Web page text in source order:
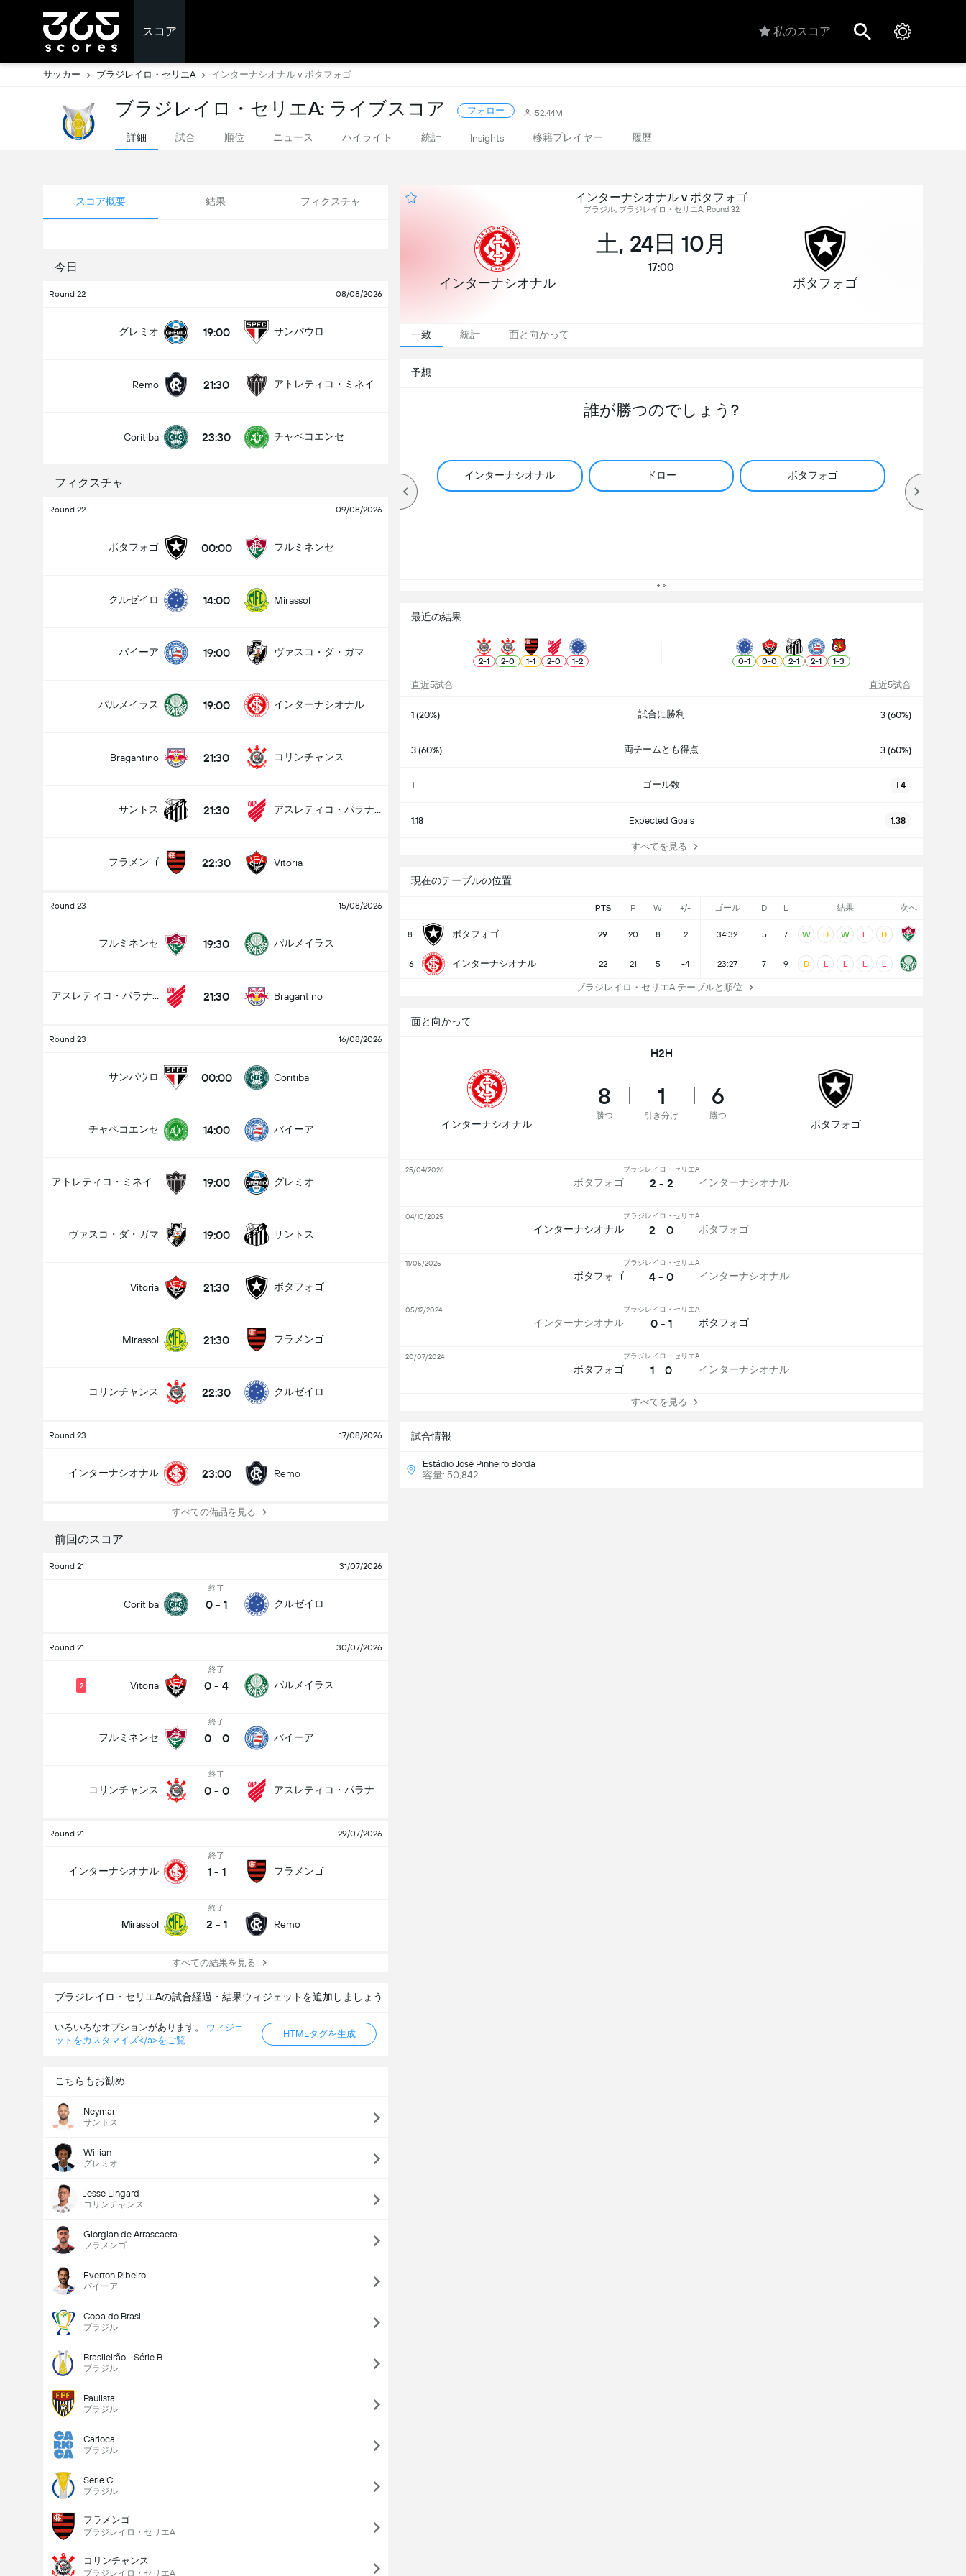
スコア 私のスコア
サッカー ブラジレイロ・セリエA インターナシオナル v ボタフォゴ
ブラジレイロ・セリエA: ライブスコア フォロー 52.44M
詳細 試合 順位 ニュース ハイライト 統計 Insights 移籍プレイヤー 履歴
スコア概要 結果 フィクスチャ
今日
Round 22 08/08/2026
グレミオ 19:00 サンパウロ
Remo 21:30
Coritiba 23:30 チャペコエンセ
フィクスチャ
Round 22 09/08/2026
ボタフォゴ 00:00 フルミネンセ
クルゼイロ 14:00 Mirassol
バイーア 19:00 ヴァスコ・ダ・ガマ
パルメイラス 19:00 インターナシオナル
Bragantino 21:30 コリンチャンス
サントス 21:30
フラメンゴ 22:30 Vitoria
Round 23 15/08/2026
フルミネンセ 19:30 パルメイラス
21:30 Bragantino
Round 23 16/08/2026
サンパウロ 00:00 Coritiba
チャペコエンセ 14:00 バイーア
19:00 グレミオ
ヴァスコ・ダ・ガマ 19:00 サントス
Vitoria 21:30 ボタフォゴ
Mirassol 21:30 フラメンゴ
コリンチャンス 22:30 クルゼイロ
Round 23 17/08/2026
インターナシオナル 23:00 Remo
すべての備品を見る
前回のスコア
Round 21 31/07/2026
Coritiba
終了
0 - 1 クルゼイロ
Round 21 30/07/2026
Vitoria
2
終了
0 - 4 パルメイラス
フルミネンセ
終了
0 - 0 バイーア
コリンチャンス
終了
0 - 0
Round 21 29/07/2026
インターナシオナル
終了
1 - 1 フラメンゴ
Mirassol
終了
2 - 1 Remo
すべての結果を見る
ブラジレイロ・セリエAの試合経過・結果ウィジェットを追加しましょう
いろいろなオプションがあります。 ウィジェ
ットをカスタマイズ</a>をご覧
HTMLタグを生成
こちらもお勧め
Neymar
サントス
Willian
グレミオ
Jesse Lingard
コリンチャンス
Giorgian de Arrascaeta
フラメンゴ
Everton Ribeiro
バイーア
Copa do Brasil
ブラジル
Brasileirão - Série B
ブラジル
Paulista
ブラジル
Carioca
ブラジル
Serie C
ブラジル
フラメンゴ
ブラジレイロ・セリエA
コリンチャンス
ブラジレイロ・セリエA
インターナシオナル v ボタフォゴ
ブラジル, ブラジレイロ・セリエA, Round 32
インターナシオナル
土, 24日 10月
17:00
ボタフォゴ
一致 統計 面と向かって
予想
誰が勝つのでしょう?
インターナシオナル ドロー ボタフォゴ
最近の結果
2-1 2-0 1-1 2-0 1-2 0-1 0-0 2-1 2-1 1-3
直近5試合 直近5試合
1 (20%) 試合に勝利 3 (60%)
3 (60%) 両チームとも得点 3 (60%)
1 ゴール数 1.4
1.18 Expected Goals 1.38
すべてを見る
現在のテーブルの位置
PTS P W +/- ゴール D L 結果 次へ
8 ボタフォゴ 29 20 8 2 34:32 5 7 W D W L D
16 インターナシオナル 22 21 5 -4 23:27 7 9 D L L L L
ブラジレイロ・セリエA テーブルと順位
試合情報
Estádio José Pinheiro Borda
容量: 50,842
面と向かって
H2H
インターナシオナル
8
勝つ
1
引き分け
6
勝つ
ボタフォゴ
ボタフォゴ
ブラジレイロ・セリエA
2 - 2 インターナシオナル
25/04/2026
インターナシオナル
ブラジレイロ・セリエA
2 - 0 ボタフォゴ
04/10/2025
ボタフォゴ
ブラジレイロ・セリエA
4 - 0 インターナシオナル
11/05/2025
インターナシオナル
ブラジレイロ・セリエA
0 - 1 ボタフォゴ
05/12/2024
ボタフォゴ
ブラジレイロ・セリエA
1 - 0 インターナシオナル
20/07/2024
すべてを見る